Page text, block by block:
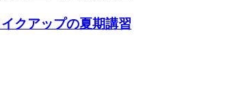
クアップの夏期講習